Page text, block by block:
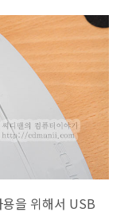
을 위해서 USB